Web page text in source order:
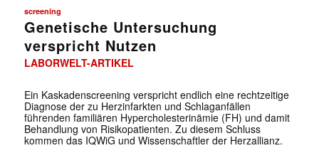
screening
Genetische Untersuchung
verspricht Nutzen
LABORWELT-ARTIKEL
Ein Kaskadenscreening verspricht endlich eine rechtzeitige
Diagnose der zu Herzinfarkten und Schlaganfällen
führenden familiären Hypercholesterinämie (FH) und damit
Behandlung von Risikopatienten. Zu diesem Schluss
kommen das IQWiG und Wissenschaftler der Herzallianz.